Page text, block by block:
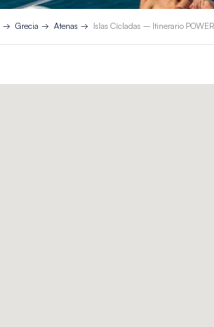
Grecia Atenas Islas Cícladas – Itinerario